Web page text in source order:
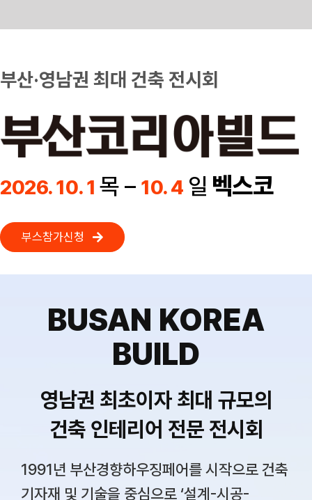
content
부산·영남권 최대 건축 전시회
2026. 10. 1 목 – 10. 4 일 벡스코
부스참가신청
BUSAN KOREA
BUILD
영남권 최초이자 최대 규모의
건축 인테리어 전문 전시회
1991년 부산경향하우징페어를 시작으로 건축
기자재 및 기술을 중심으로 ‘설계-시공-